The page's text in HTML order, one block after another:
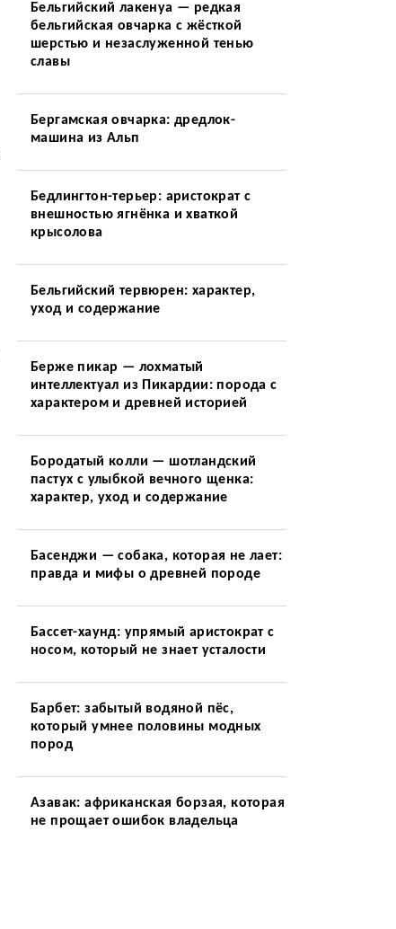
Бельгийский лакенуа — редкая
бельгийская овчарка с жёсткой
шерстью и незаслуженной тенью
славы
Бергамская овчарка: дредлок-
машина из Альп
Бедлингтон-терьер: аристократ с
внешностью ягнёнка и хваткой
крысолова
Бельгийский тервюрен: характер,
уход и содержание
Берже пикар — лохматый
интеллектуал из Пикардии: порода с
характером и древней историей
Бородатый колли — шотландский
пастух с улыбкой вечного щенка:
характер, уход и содержание
Басенджи — собака, которая не лает:
правда и мифы о древней породе
Бассет-хаунд: упрямый аристократ с
носом, который не знает усталости
Барбет: забытый водяной пёс,
который умнее половины модных
пород
Азавак: африканская борзая, которая
не прощает ошибок владельца